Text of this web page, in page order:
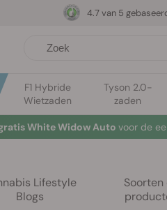
F1 Hybride
Wietzaden
Tyson 2.0-
zaden
4.7 van 5
White Widow Auto voor de
Lifestyle
Blogs
Soorten